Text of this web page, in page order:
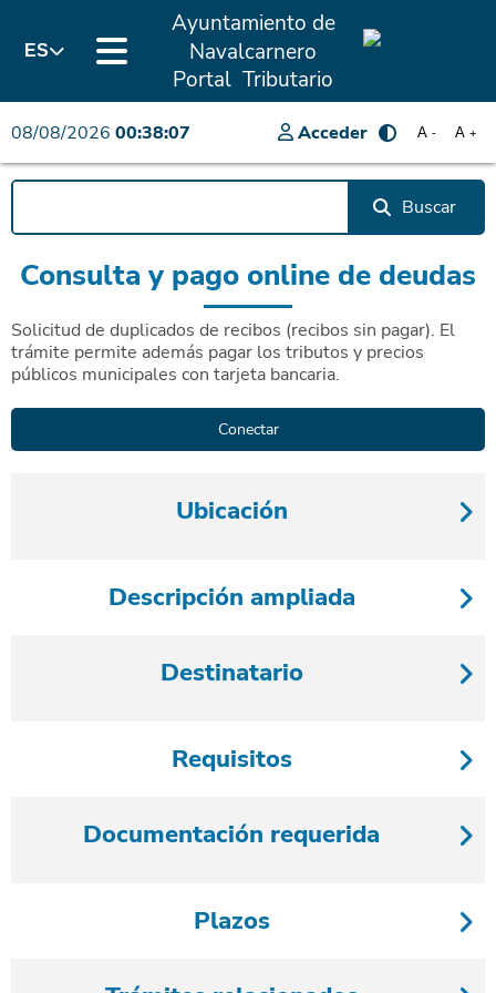
ES
Ayuntamiento de
Navalcarnero
Portal Tributario
08/08/2026 00:38:07 Acceder A +
A -
Buscar
Consulta y pago online de deudas
Solicitud de duplicados de recibos (recibos sin pagar). El
trámite permite además pagar los tributos y precios
públicos municipales con tarjeta bancaria.
Ubicación
Descripción ampliada
Destinatario
Requisitos
Documentación requerida
Plazos